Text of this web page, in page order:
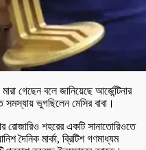
গেছেন বলে জানিয়েছে আর্জেন্টিনার
সমস্যায় ভুগছিলেন মেসির বাবা।
রোজারিও শহরের একটি সানাতোরিওতে
দৈনিক মার্কা, ব্রিটিশ গণমাধ্যম